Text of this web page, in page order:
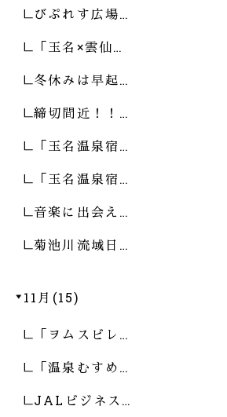
びぷれす広場…
「玉名×雲仙…
冬休みは早起…
締切間近！！…
「玉名温泉宿…
「玉名温泉宿…
音楽に出会え…
菊池川流域日…
11月(15)
「ヲムスビレ…
「温泉むすめ…
JALビジネス…